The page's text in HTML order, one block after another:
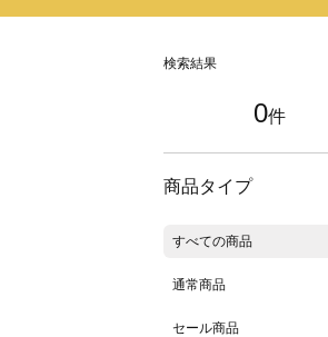
検索結果
0件
商品タイプ
すべての商品
通常商品
セール商品